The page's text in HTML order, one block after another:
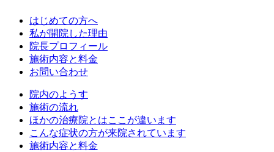
はじめての方へ
私が開院した理由
院長プロフィール
施術内容と料金
お問い合わせ
院内のようす
施術の流れ
ほかの治療院とはここが違います
こんな症状の方が来院されています
施術内容と料金